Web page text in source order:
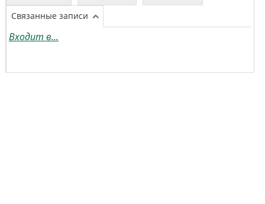
Связанные записи
Входит в...